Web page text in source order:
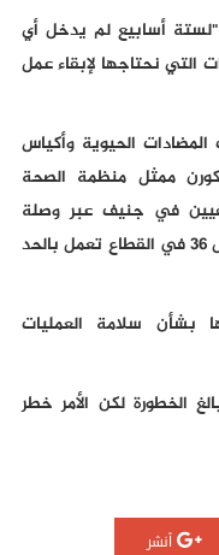
أسابيع لم يدخل أي
التي نحتاجها لإبقاء عمل
الحيوية وأكياس
ممثل منظمة الصحة
في جنيف عبر وصلة
فيديو من القدس إن 22 مستشفى من أصل 36 في القطاع تعمل بالحد
بشأن سلامة العمليات
الخطورة لكن الأمر خطر
أنشر